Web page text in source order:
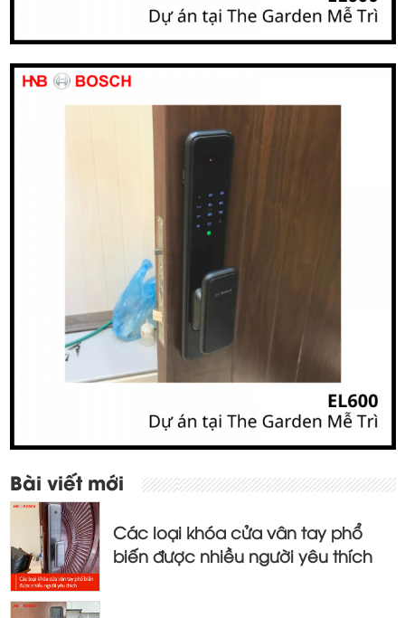
Điều
hướng
bài
viết
Bài viết mới
Các loại khóa cửa vân tay phổ
biến được nhiều người yêu thích